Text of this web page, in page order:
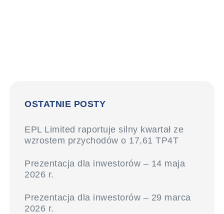
OSTATNIE POSTY
EPL Limited raportuje silny kwartał ze
wzrostem przychodów o 17,61 TP4T
Prezentacja dla inwestorów – 14 maja
2026 r.
Prezentacja dla inwestorów – 29 marca
2026 r.